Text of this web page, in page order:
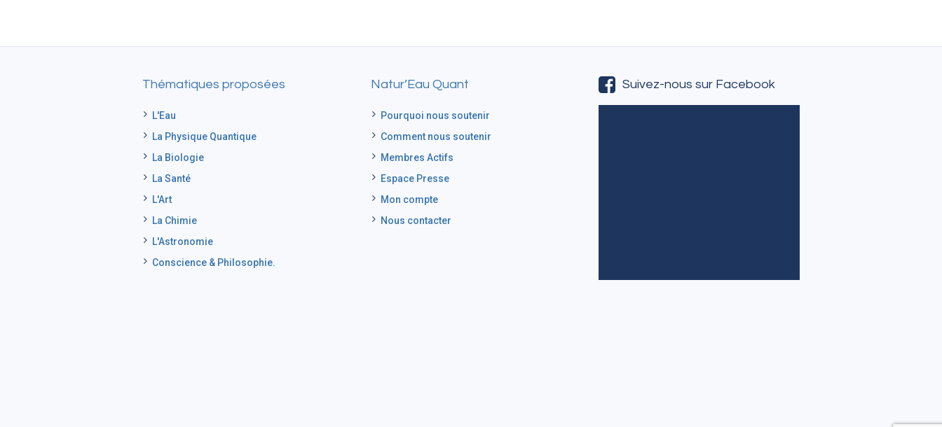
Thématiques proposées
L'Eau
La Physique Quantique
La Biologie
La Santé
L'Art
La Chimie
L'Astronomie
Conscience & Philosophie.
Natur’Eau Quant
Pourquoi nous soutenir
Comment nous soutenir
Membres Actifs
Espace Presse
Mon compte
Nous contacter
Suivez-nous sur Facebook